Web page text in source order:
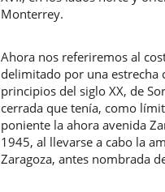
Monterrey.
Ahora nos referiremos al
delimitado por una estrecha
principios del siglo XX, de
cerrada que tenía, como
poniente la ahora avenida
1945, al llevarse a cabo la
Zaragoza, antes nombrada